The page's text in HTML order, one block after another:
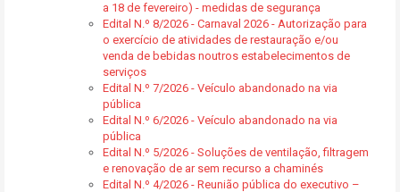
a 18 de fevereiro) - medidas de segurança
Edital N.º 8/2026 - Carnaval 2026 - Autorização para
o exercício de atividades de restauração e/ou
venda de bebidas noutros estabelecimentos de
serviços
Edital N.º 7/2026 - Veículo abandonado na via
pública
Edital N.º 6/2026 - Veículo abandonado na via
pública
Edital N.º 5/2026 - Soluções de ventilação, filtragem
e renovação de ar sem recurso a chaminés
Edital N.º 4/2026 - Reunião pública do executivo –